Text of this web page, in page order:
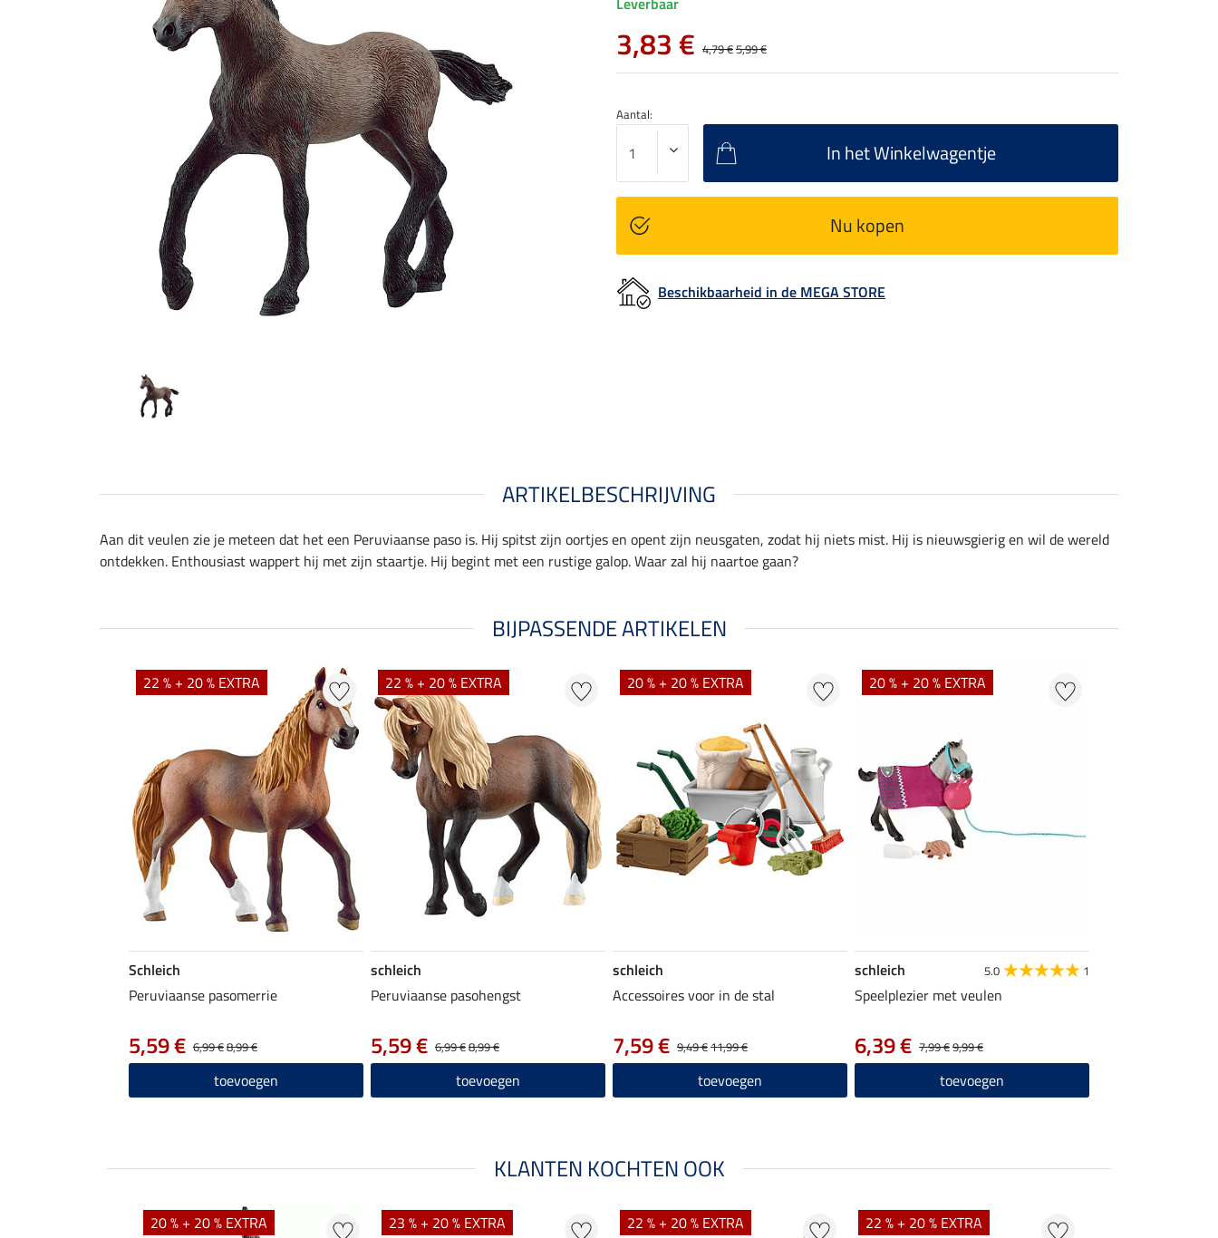
3,83 € 4,79 €5,99 €
Aantal:
In het Winkelwagentje
Nu kopen
Beschikbaarheid in de MEGA STORE
ARTIKELBESCHRIJVING
Aan dit veulen zie je meteen dat het een Peruviaanse paso is. Hij spitst zijn oortjes en opent zijn neusgaten, zodat hij niets mist. Hij is nieuwsgierig en wil de wereld
ontdekken. Enthousiast wappert hij met zijn staartje. Hij begint met een rustige galop. Waar zal hij naartoe gaan?
BIJPASSENDE ARTIKELEN
22 % + 20 % EXTRA
Schleich
Peruviaanse pasomerrie
6,99 €8,99 €
5,59 €
toevoegen
22 % + 20 % EXTRA
schleich
Peruviaanse pasohengst
6,99 €8,99 €
5,59 €
toevoegen
20 % + 20 % EXTRA
schleich
Accessoires voor in de stal
9,49 €11,99 €
7,59 €
toevoegen
20 % + 20 % EXTRA
schleich 5.0 1
Speelplezier met veulen
7,99 €9,99 €
6,39 €
toevoegen
KLANTEN KOCHTEN OOK
20 % + 20 % EXTRA 23 % + 20 % EXTRA 22 % + 20 % EXTRA 22 % + 20 % EXTRA